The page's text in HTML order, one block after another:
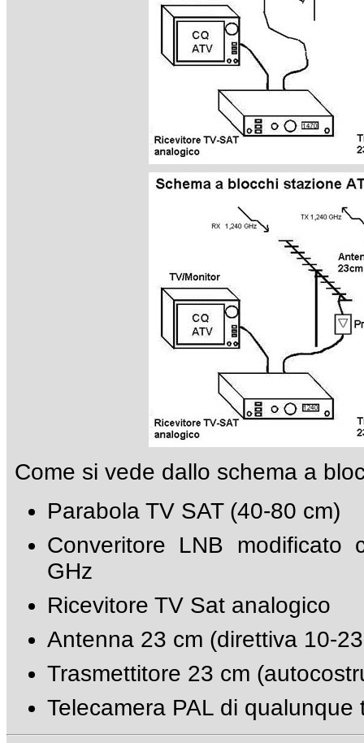
Come si vede dallo schema a
Parabola TV SAT (40-80 cm)
Converitore LNB
GHz
Ricevitore TV Sat analogico
Antenna 23 cm (direttiva 10-
Trasmettitore 23 cm
Telecamera PAL di qualunque